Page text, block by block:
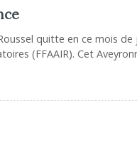
quitte en ce mois
(FFAAIR). Cet